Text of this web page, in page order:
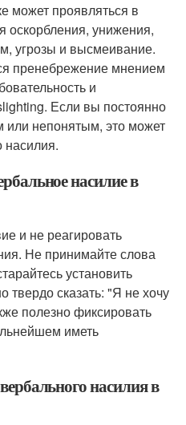
может проявляться в
оскорбления, унижения,
угрозы и высмеивание.
пренебрежение мнением
и
Если вы постоянно
или непонятым, это может
насилия.
насилие в
и не реагировать
Не принимайте слова
установить
сказать: "Я не хочу
полезно фиксировать
иметь
насилия в